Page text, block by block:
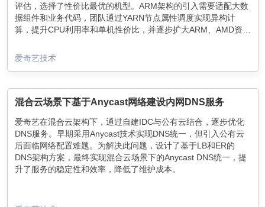
评估，选择了性价比最优的机型。ARM架构的引入需要适配大数
据组件和业务代码，团队通过YARN节点属性调度实现异构计
算，提升CPU利用率和单机性价比，并逐步扩大ARM、AMD资源
爱奇艺技术
混合云场景下基于Anycast网络建设内网DNS服务
爱奇艺在混合云架构下，通过自建IDC与公有云结合，逐步优化
DNS服务。早期采用Anycast技术实现DNS统一，但引入公有云
后面临网络配置难题。为解决此问题，设计了基于LB和ER的
DNS架构方案，最终实现混合云场景下的Anycast DNS统一，提
升了服务的稳定性和效率，降低了维护成本。